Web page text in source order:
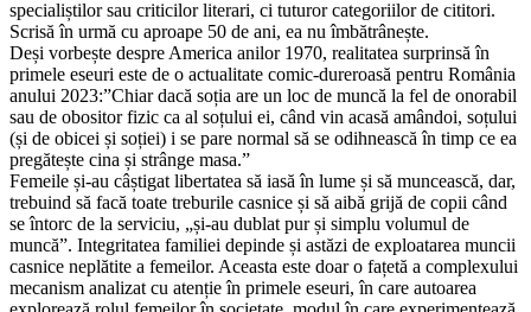
specialiștilor sau criticilor literari, ci tuturor categoriilor de cititori.
Scrisă în urmă cu aproape 50 de ani, ea nu îmbătrânește.
Deși vorbește despre America anilor 1970, realitatea surprinsă în
primele eseuri este de o actualitate comic‑dureroasă pentru România
anului 2023:”Chiar dacă soția are un loc de muncă la fel de onorabil
sau de obositor fizic ca al soțului ei, când vin acasă amândoi, soțului
(și de obicei și soției) i se pare normal să se odihnească în timp ce ea
pregătește cina și strânge masa.”
Femeile și‑au câștigat libertatea să iasă în lume și să muncească, dar,
trebuind să facă toate treburile casnice și să aibă grijă de copii când
se întorc de la serviciu, „și‑au dublat pur și simplu volumul de
muncă”. Integritatea familiei depinde și astăzi de exploatarea muncii
casnice neplătite a femeilor. Aceasta este doar o fațetă a complexului
mecanism analizat cu atenție în primele eseuri, în care autoarea